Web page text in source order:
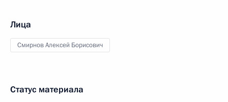
Лица
Смирнов Алексей Борисович
Статус материала